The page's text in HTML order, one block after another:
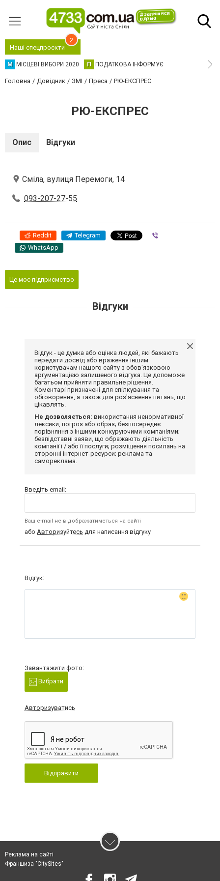
Наші спецпроєкти
2
М МІСЦЕВІ ВИБОРИ 2020 П ПОДАТКОВА ІНФОРМУЄ
Головна Довідник ЗМІ Преса РЮ-ЕКСПРЕС
РЮ-ЕКСПРЕС
Опис Відгуки
Сміла, вулиця Перемоги, 14
093-207-27-55
Reddit Telegram
WhatsApp
Це моє підприємство
Відгуки
Відгук - це думка або оцінка людей, які бажають
передати досвід або враження іншим
користувачам нашого сайту з обов'язковою
аргументацією залишеного відгука. Це допоможе
багатьом прийняти правильне рішення.
Коментарі призначені для спілкування та
обговорення, а також для роз'яснення питань, що
цікавлять.
Не дозволяється: використання ненормативної
лексики, погроз або образ; безпосереднє
порівняння з іншими конкуруючими компаніями;
безпідставні заяви, що ображають діяльність
компанії і / або її послуги; розміщення посилань на
сторонні інтернет-ресурси; реклама та
самореклама.
Введіть email:
Ваш e-mail не відображатиметься на сайті
або Авторизуйтесь для написання відгуку
Відгук:
Завантажити фото:
Вибрати
Авторизуватись
Відправити
Реклама на сайті
Франшиза "CitySites"